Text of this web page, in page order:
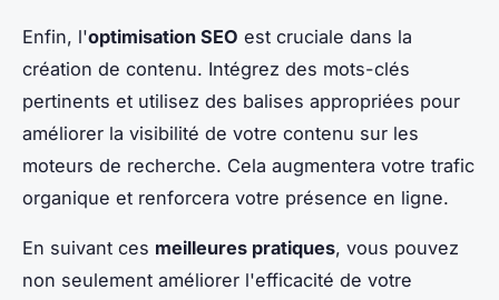
Enfin, l'optimisation SEO est cruciale dans la
création de contenu. Intégrez des mots-clés
pertinents et utilisez des balises appropriées pour
améliorer la visibilité de votre contenu sur les
moteurs de recherche. Cela augmentera votre trafic
organique et renforcera votre présence en ligne.
En suivant ces meilleures pratiques, vous pouvez
non seulement améliorer l'efficacité de votre